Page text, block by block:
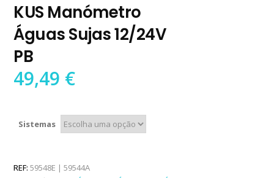
KUS Manómetro
Águas Sujas 12/24V
PB
49,49 €
Sistemas
REF:59548E | 59544A